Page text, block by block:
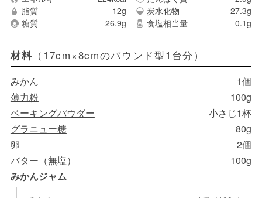
脂質
12g 炭水化物
27.3g
糖質
26.9g 食塩相当量 0.1g
材料 （17cm×8cmのパウンド型1台分）
みかん
1個
薄力粉
100g
ベーキングパウダー
小さじ1杯
グラニュー糖
80g
卵
2個
バター（無塩）
100g
みかんジャム